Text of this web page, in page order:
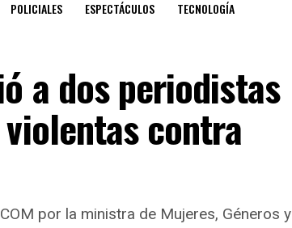
POLICIALES ESPECTÁCULOS TECNOLOGÍA
a dos periodistas
contra
por la ministra de Mujeres, Géneros y